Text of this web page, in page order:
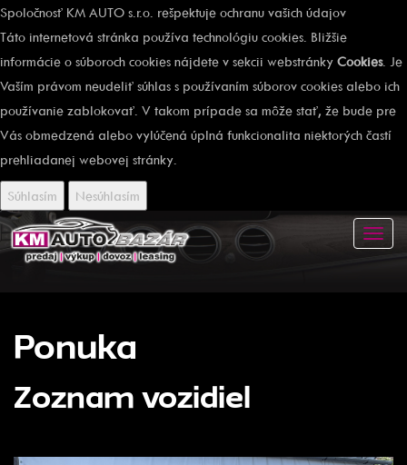
Spoločnosť KM AUTO s.r.o. rešpektuje ochranu vašich údajov
Táto internetová stránka používa technológiu cookies. Bližšie
informácie o súboroch cookies nájdete v sekcii webstránky Cookies. Je
Vaším právom neudeliť súhlas s používaním súborov cookies alebo ich
používanie zablokovať. V takom prípade sa môže stať, že bude pre
Vás obmedzená alebo vylúčená úplná funkcionalita niektorých častí
prehliadanej webovej stránky.
Súhlasím Nesúhlasím
Ponuka
Zoznam vozidiel